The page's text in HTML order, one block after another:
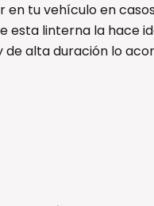
tu vehículo en
esta linterna la hace
de alta duración lo